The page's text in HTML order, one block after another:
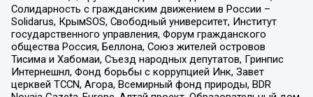
Солидарность с гражданским движением в России –
Solidarus, КрымSOS, Свободный университет, Институт
государственного управления, Форум гражданского
общества Россия, Беллона, Союз жителей островов
Тисима и Хабомаи, Съезд народных депутатов, Гринпис
Интернешнл, Фонд борьбы с коррупцией Инк, Завет
церквей TCCN, Агора, Всемирный фонд природы, BDR